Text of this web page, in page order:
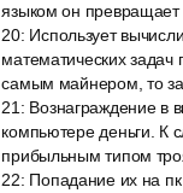
языком он превращает
20: Использует
математических
самым майнером, то
21 : Вознаграждение в
компьютере деньги. К
прибыльным типом
22: Попадание их на